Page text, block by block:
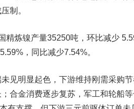
制。
精炼镍产量35250吨，环比减少
，同比减少7.54%。
未见明显起色，下游维持刚需采购
合金消费逐步复苏，军工和轮船